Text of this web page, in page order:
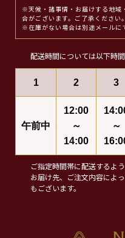
※天候・諸事情・お届けする地域
合がございます。ご了承ください。
※在庫がない場合は別途メールに
配送時間については以下時
1 2 3
午前中
12:00
～
14:00
～
ご指定時間帯に配送するよ
お届け先、ご注文内容によ
もございます。